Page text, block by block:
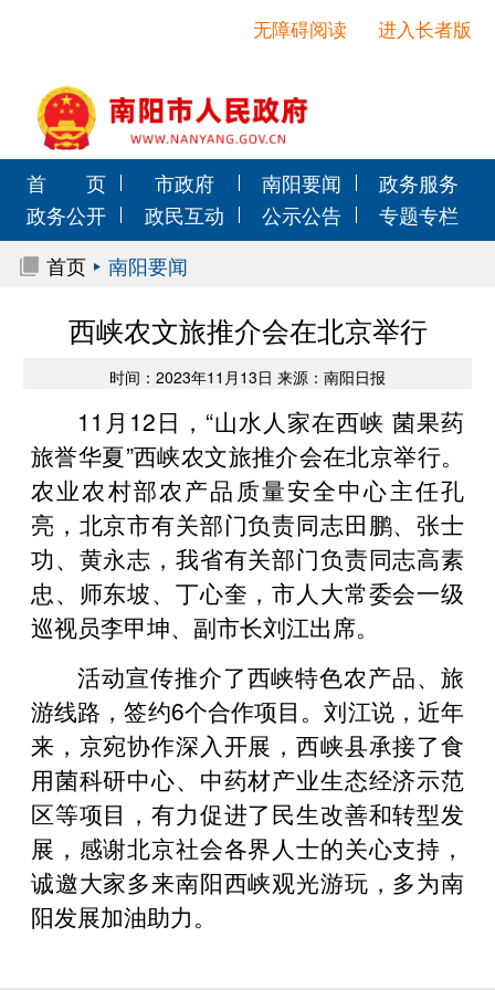
进入长者版
无障碍阅读
首 页 市政府 南阳要闻
政务服务
政务公开
政民互动 公示公告
专题专栏
首页
南阳要闻
西峡农文旅推介会在北京举行
时间：2023年11月13日 来源：南阳日报
11月12日，“山水人家在西峡 菌果药
旅誉华夏”西峡农文旅推介会在北京举行。
农业农村部农产品质量安全中心主任孔
亮，北京市有关部门负责同志田鹏、张士
功、黄永志，我省有关部门负责同志高素
忠、师东坡、丁心奎，市人大常委会一级
巡视员李甲坤、副市长刘江出席。
活动宣传推介了西峡特色农产品、旅
游线路，签约6个合作项目。刘江说，近年
来，京宛协作深入开展，西峡县承接了食
用菌科研中心、中药材产业生态经济示范
区等项目，有力促进了民生改善和转型发
展，感谢北京社会各界人士的关心支持，
诚邀大家多来南阳西峡观光游玩，多为南
阳发展加油助力。